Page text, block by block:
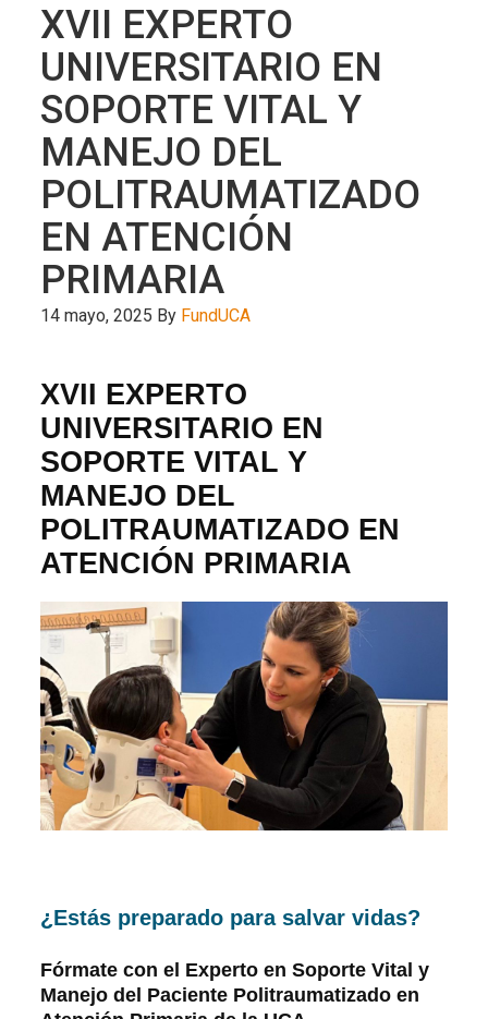
XVII EXPERTO
UNIVERSITARIO EN
SOPORTE VITAL Y
MANEJO DEL
POLITRAUMATIZADO
EN ATENCIÓN
PRIMARIA
14 mayo, 2025 By FundUCA
XVII EXPERTO
UNIVERSITARIO EN
SOPORTE VITAL Y
MANEJO DEL
POLITRAUMATIZADO EN
ATENCIÓN PRIMARIA
¿Estás preparado para salvar vidas?
Fórmate con el Experto en Soporte Vital y
Manejo del Paciente Politraumatizado en